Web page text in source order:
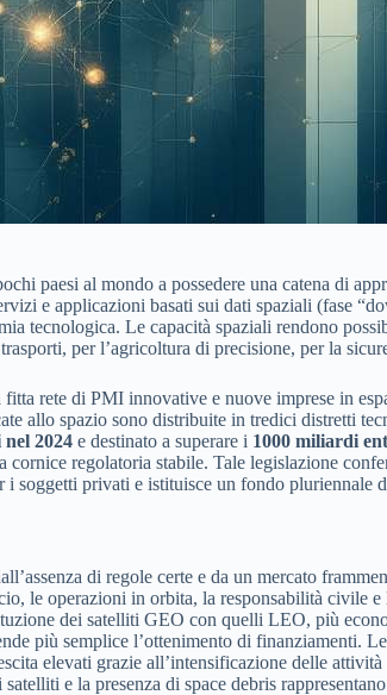
paesi al mondo a possedere una catena di
e applicazioni basati sui dati spaziali (fase
tecnologica. Le capacità spaziali rendono
per l’agricoltura di precisione, per la
rete di PMI innovative e nuove imprese in
allo spazio sono distribuite in tredici distretti
2024 e destinato a superare i 1000 miliardi
regolatoria stabile. Tale legislazione
i soggetti privati e istituisce un fondo pluriennale
di regole certe e da un mercato
le operazioni in orbita, la responsabilità civile
dei satelliti GEO con quelli LEO, più
più semplice l’ottenimento di finanziamenti.
elevati grazie all’intensificazione delle
e la presenza di space debris